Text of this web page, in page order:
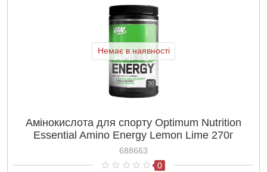
Немає в наявності
Амінокислота для спорту Optimum Nutrition
Essential Amino Energy Lemon Lime 270г
688663
0